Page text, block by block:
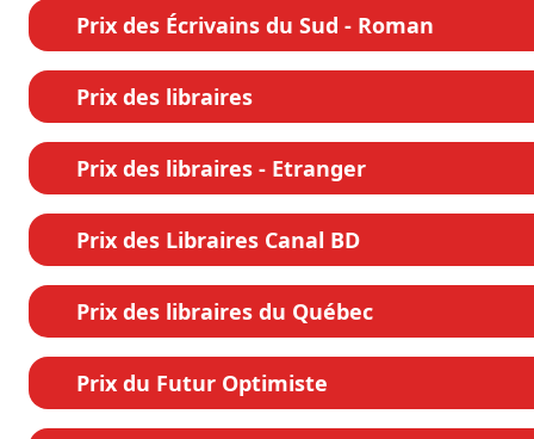
Prix des Écrivains du Sud - Roman
Prix des libraires
Prix des libraires - Etranger
Prix des Libraires Canal BD
Prix des libraires du Québec
Prix du Futur Optimiste